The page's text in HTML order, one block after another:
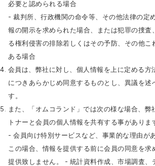
必要と認められる場合
- 裁判所、行政機関の命令等、その他法律の定
報の開示を求められた場合、または犯罪の捜
る権利侵害の排除若しくはその予防、その他こ
ある場合
会員は、弊社に対し、個人情報を上に定める方
につきあらかじめ同意するものとし、異議を述
す。
また、「オムコランド」では次の様な場合、弊
トナーと会員の個人情報を共有する事がありま
- 会員向け特別サービスなど、事業的な理由が
この場合、情報を提供する前に会員の同意を求
提供致しません。 - 統計資料作成、市場調査、